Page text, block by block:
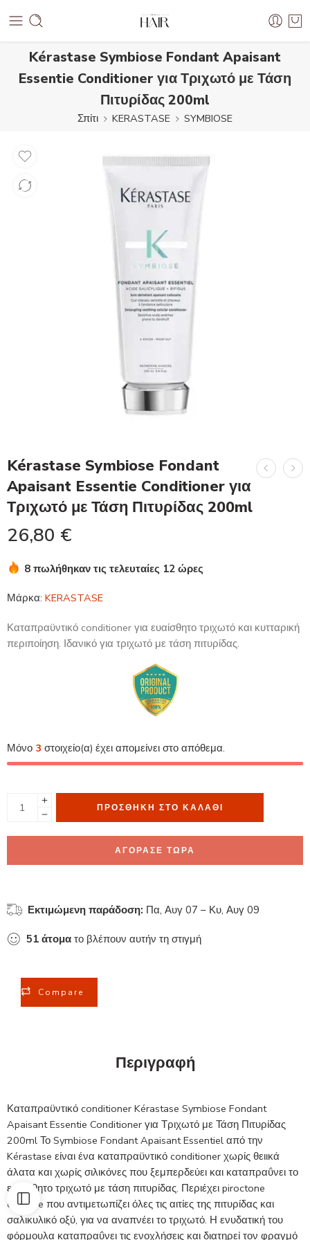
Kérastase Symbiose Fondant Apaisant
Essentie Conditioner για Τριχωτό με Τάση
Πιτυρίδας 200ml
Σπίτι KERASTASE SYMBIOSE
Kérastase Symbiose Fondant
Apaisant Essentie Conditioner για
Τριχωτό με Τάση Πιτυρίδας 200ml
26,80 €
8 πωλήθηκαν τις τελευταίες 12 ώρες
Μάρκα: KERASTASE
Καταπραϋντικό conditioner για ευαίσθητο τριχωτό και κυτταρική
περιποίηση. Ιδανικό για τριχωτό με τάση πιτυρίδας.
Μόνο 3 στοιχείο(α) έχει απομείνει στο απόθεμα.
ΠΡΟΣΘΉΚΗ ΣΤΟ ΚΑΛΆΘΙ
ΑΓΟΡΑΣΕ ΤΩΡΑ
Εκτιμώμενη παράδοση: Πα, Αυγ 07 – Κυ, Αυγ 09
51 άτομα το βλέπουν αυτήν τη στιγμή
Compare
Περιγραφή
Καταπραϋντικό conditioner Kérastase Symbiose Fondant
Apaisant Essentie Conditioner για Τριχωτό με Τάση Πιτυρίδας
200ml Το Symbiose Fondant Apaisant Essentiel από την
Kérastase είναι ένα καταπραϋντικό conditioner χωρίς θειικά
άλατα και χωρίς σιλικόνες που ξεμπερδεύει και καταπραΰνει το
ευαίσθητο τριχωτό με τάση πιτυρίδας. Περιέχει piroctone
olamine που αντιμετωπίζει όλες τις αιτίες της πιτυρίδας και
σαλικυλικό οξύ, για να αναπνέει το τριχωτό. Η ενυδατική του
φόρμουλα καταπραΰνει τις ενοχλήσεις και διατηρεί τον φραγμό